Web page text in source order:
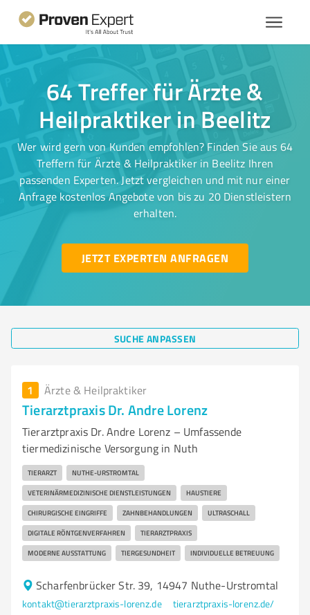
64 Treffer für Ärzte &
Heilpraktiker in Beelitz
Wer wird gern von Kunden empfohlen? Finden Sie aus 64
Treffern für Ärzte & Heilpraktiker in Beelitz Ihren
passenden Experten. Jetzt vergleichen und mit nur einer
Anfrage kostenlos Angebote von bis zu 20 Dienstleistern
erhalten.
JETZT EXPERTEN ANFRAGEN
SUCHE ANPASSEN
1 Ärzte & Heilpraktiker
Tierarztpraxis Dr. Andre Lorenz
Tierarztpraxis Dr. Andre Lorenz – Umfassende
tiermedizinische Versorgung in Nuth
TIERARZT NUTHE-URSTROMTAL
VETERINÄRMEDIZINISCHE DIENSTLEISTUNGEN HAUSTIERE
CHIRURGISCHE EINGRIFFE ZAHNBEHANDLUNGEN ULTRASCHALL
DIGITALE RÖNTGENVERFAHREN TIERARZTPRAXIS
MODERNE AUSSTATTUNG TIERGESUNDHEIT INDIVIDUELLE BETREUUNG
Scharfenbrücker Str. 39, 14947 Nuthe-Urstromtal
kontakt@tierarztpraxis-lorenz.de tierarztpraxis-lorenz.de/